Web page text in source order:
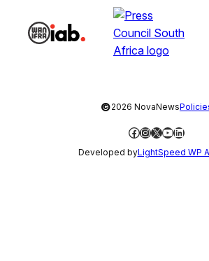
©2026 NovaNews
Facebook
Instagram
X YouTube
LinkedIn
Developed byLightSpeed WP